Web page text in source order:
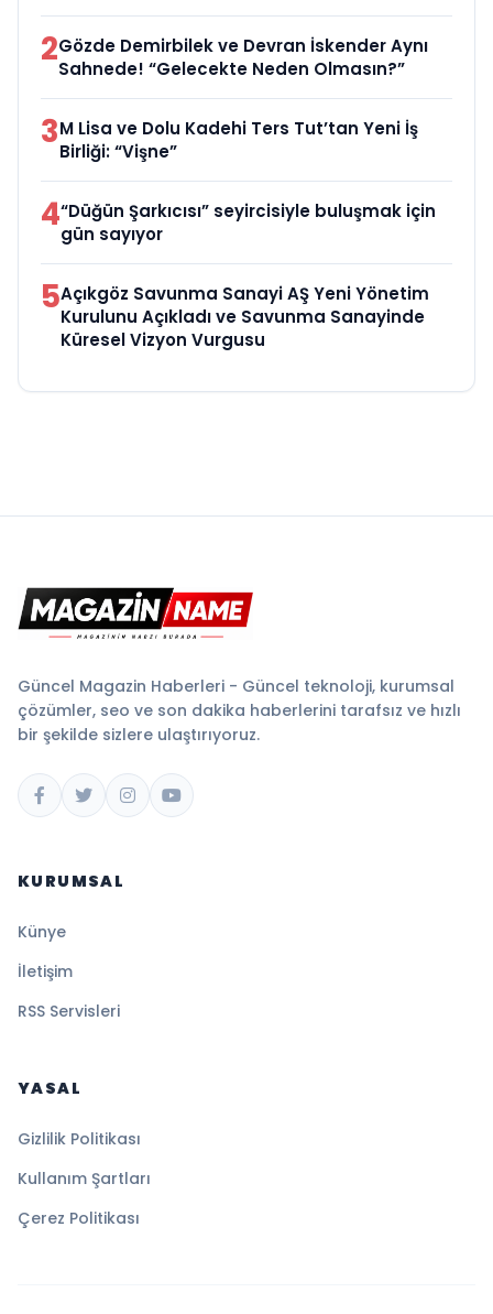
2Gözde Demirbilek ve Devran İskender Aynı
Sahnede! “Gelecekte Neden Olmasın?”
3M Lisa ve Dolu Kadehi Ters Tut’tan Yeni İş
Birliği: “Vişne”
4“Düğün Şarkıcısı” seyircisiyle buluşmak için
gün sayıyor
5Açıkgöz Savunma Sanayi AŞ Yeni Yönetim
Kurulunu Açıkladı ve Savunma Sanayinde
Küresel Vizyon Vurgusu
Güncel Magazin Haberleri - Güncel teknoloji, kurumsal
çözümler, seo ve son dakika haberlerini tarafsız ve hızlı
bir şekilde sizlere ulaştırıyoruz.
KURUMSAL
Künye
İletişim
RSS Servisleri
YASAL
Gizlilik Politikası
Kullanım Şartları
Çerez Politikası